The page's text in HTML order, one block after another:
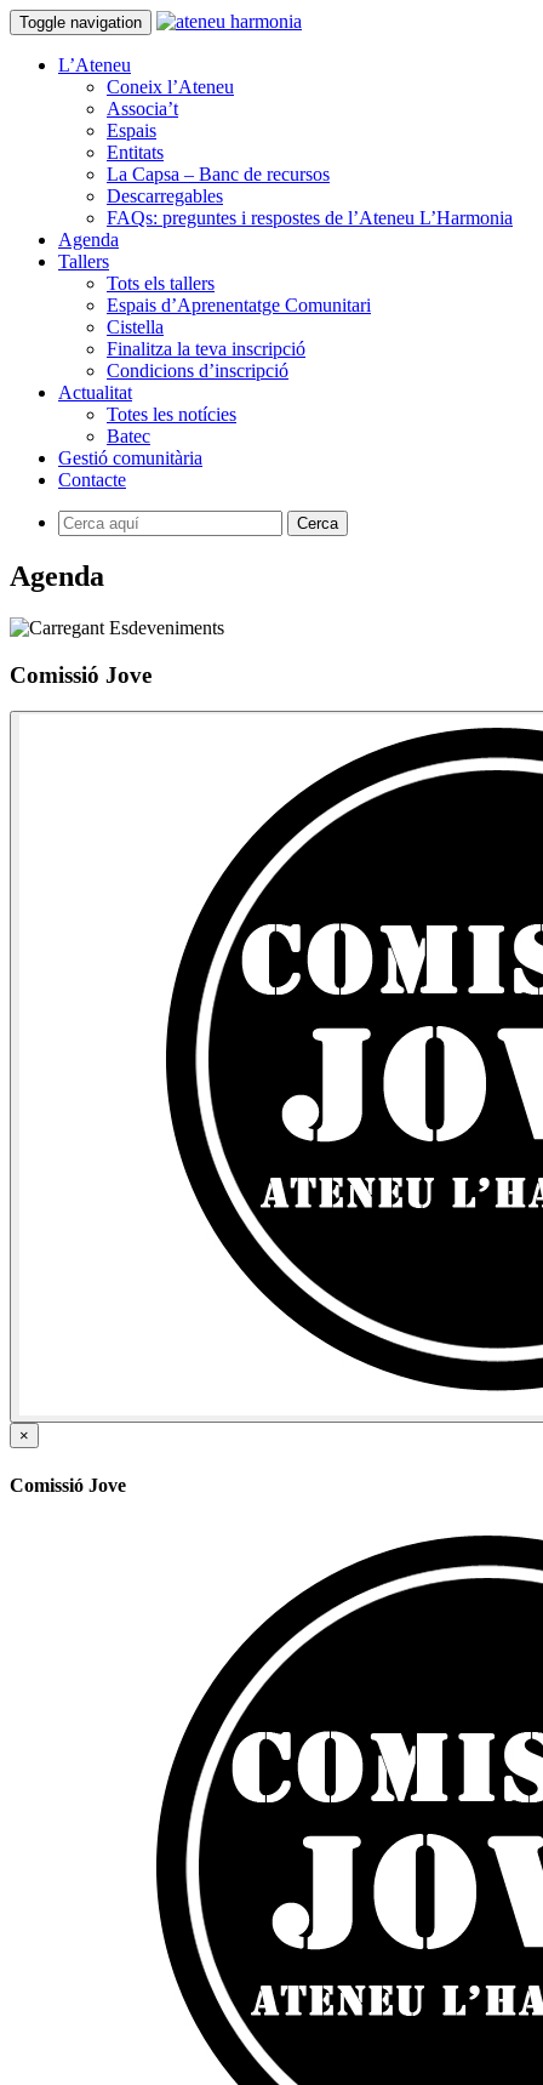
Toggle navigation
L’Ateneu
Coneix l’Ateneu
Associa’t
Espais
Entitats
La Capsa – Banc de recursos
Descarregables
FAQs: preguntes i respostes de l’Ateneu L’Harmonia
Agenda
Tallers
Tots els tallers
Espais d’Aprenentatge Comunitari
Cistella
Finalitza la teva inscripció
Condicions d’inscripció
Actualitat
Totes les notícies
Batec
Gestió comunitària
Contacte
Agenda
Comissió Jove
×
Comissió Jove